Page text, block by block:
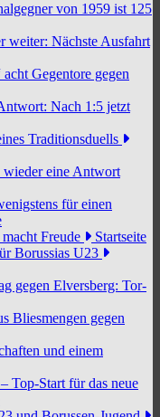
von 1959 ist 125
weiter: Nächste Ausfahrt
acht Gegentore gegen
Nach 1:5 jetzt
Traditionsduells
wieder eine Antwort
für einen
Freude
Startseite
Borussias U23
gegen Elversberg: Tor-
Bliesmengen gegen
und einem
Top-Start für das neue